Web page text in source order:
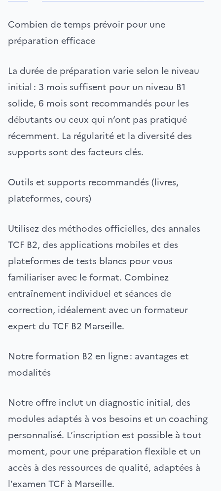
Combien de temps prévoir pour une
préparation efficace
La durée de préparation varie selon le niveau
initial : 3 mois suffisent pour un niveau B1
solide, 6 mois sont recommandés pour les
débutants ou ceux qui n’ont pas pratiqué
récemment. La régularité et la diversité des
supports sont des facteurs clés.
Outils et supports recommandés (livres,
plateformes, cours)
Utilisez des méthodes officielles, des annales
TCF B2, des applications mobiles et des
plateformes de tests blancs pour vous
familiariser avec le format. Combinez
entraînement individuel et séances de
correction, idéalement avec un formateur
expert du TCF B2 Marseille.
Notre formation B2 en ligne : avantages et
modalités
Notre offre inclut un diagnostic initial, des
modules adaptés à vos besoins et un coaching
personnalisé. L’inscription est possible à tout
moment, pour une préparation flexible et un
accès à des ressources de qualité, adaptées à
l’examen TCF à Marseille.